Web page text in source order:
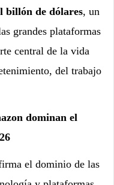
billón de dólares, un
grandes plataformas
central de la vida
del trabajo
dominan el
el dominio de las